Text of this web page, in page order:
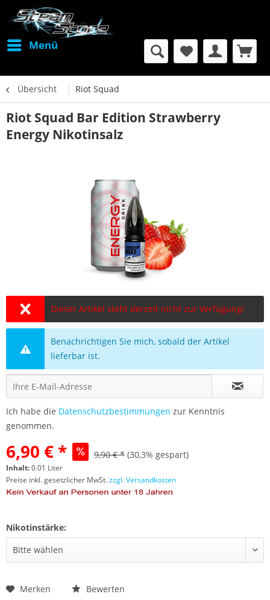
Menü
Übersicht Riot Squad
Riot Squad Bar Edition Strawberry
Energy Nikotinsalz
Dieser Artikel steht derzeit nicht zur Verfügung!
Benachrichtigen Sie mich, sobald der Artikel
lieferbar ist.
Ich habe die Datenschutzbestimmungen zur Kenntnis
genommen.
6,90 € * 9,90 € * (30,3% gespart)
Inhalt:0.01 Liter
Preise inkl. gesetzlicher MwSt.zzgl. Versandkosten
Nikotinstärke:
Merken Bewerten